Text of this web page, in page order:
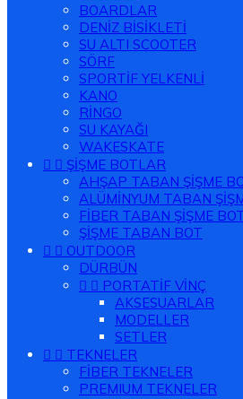
BOARDLAR
DENİZ BİSİKLETİ
SU ALTI SCOOTER
SÖRF
SPORTİF YELKENLİ
KANO
RİNGO
SU KAYAĞI
WAKESKATE
  ŞİŞME BOTLAR
AHŞAP TABAN ŞİŞME
ALÜMİNYUM TABAN
FİBER TABAN ŞİŞME
ŞİŞME TABAN BOT
  OUTDOOR
DÜRBÜN
  PORTATİF VİNÇ
AKSESUARLAR
MODELLER
SETLER
  TEKNELER
FİBER TEKNELER
PREMIUM TEKNELER